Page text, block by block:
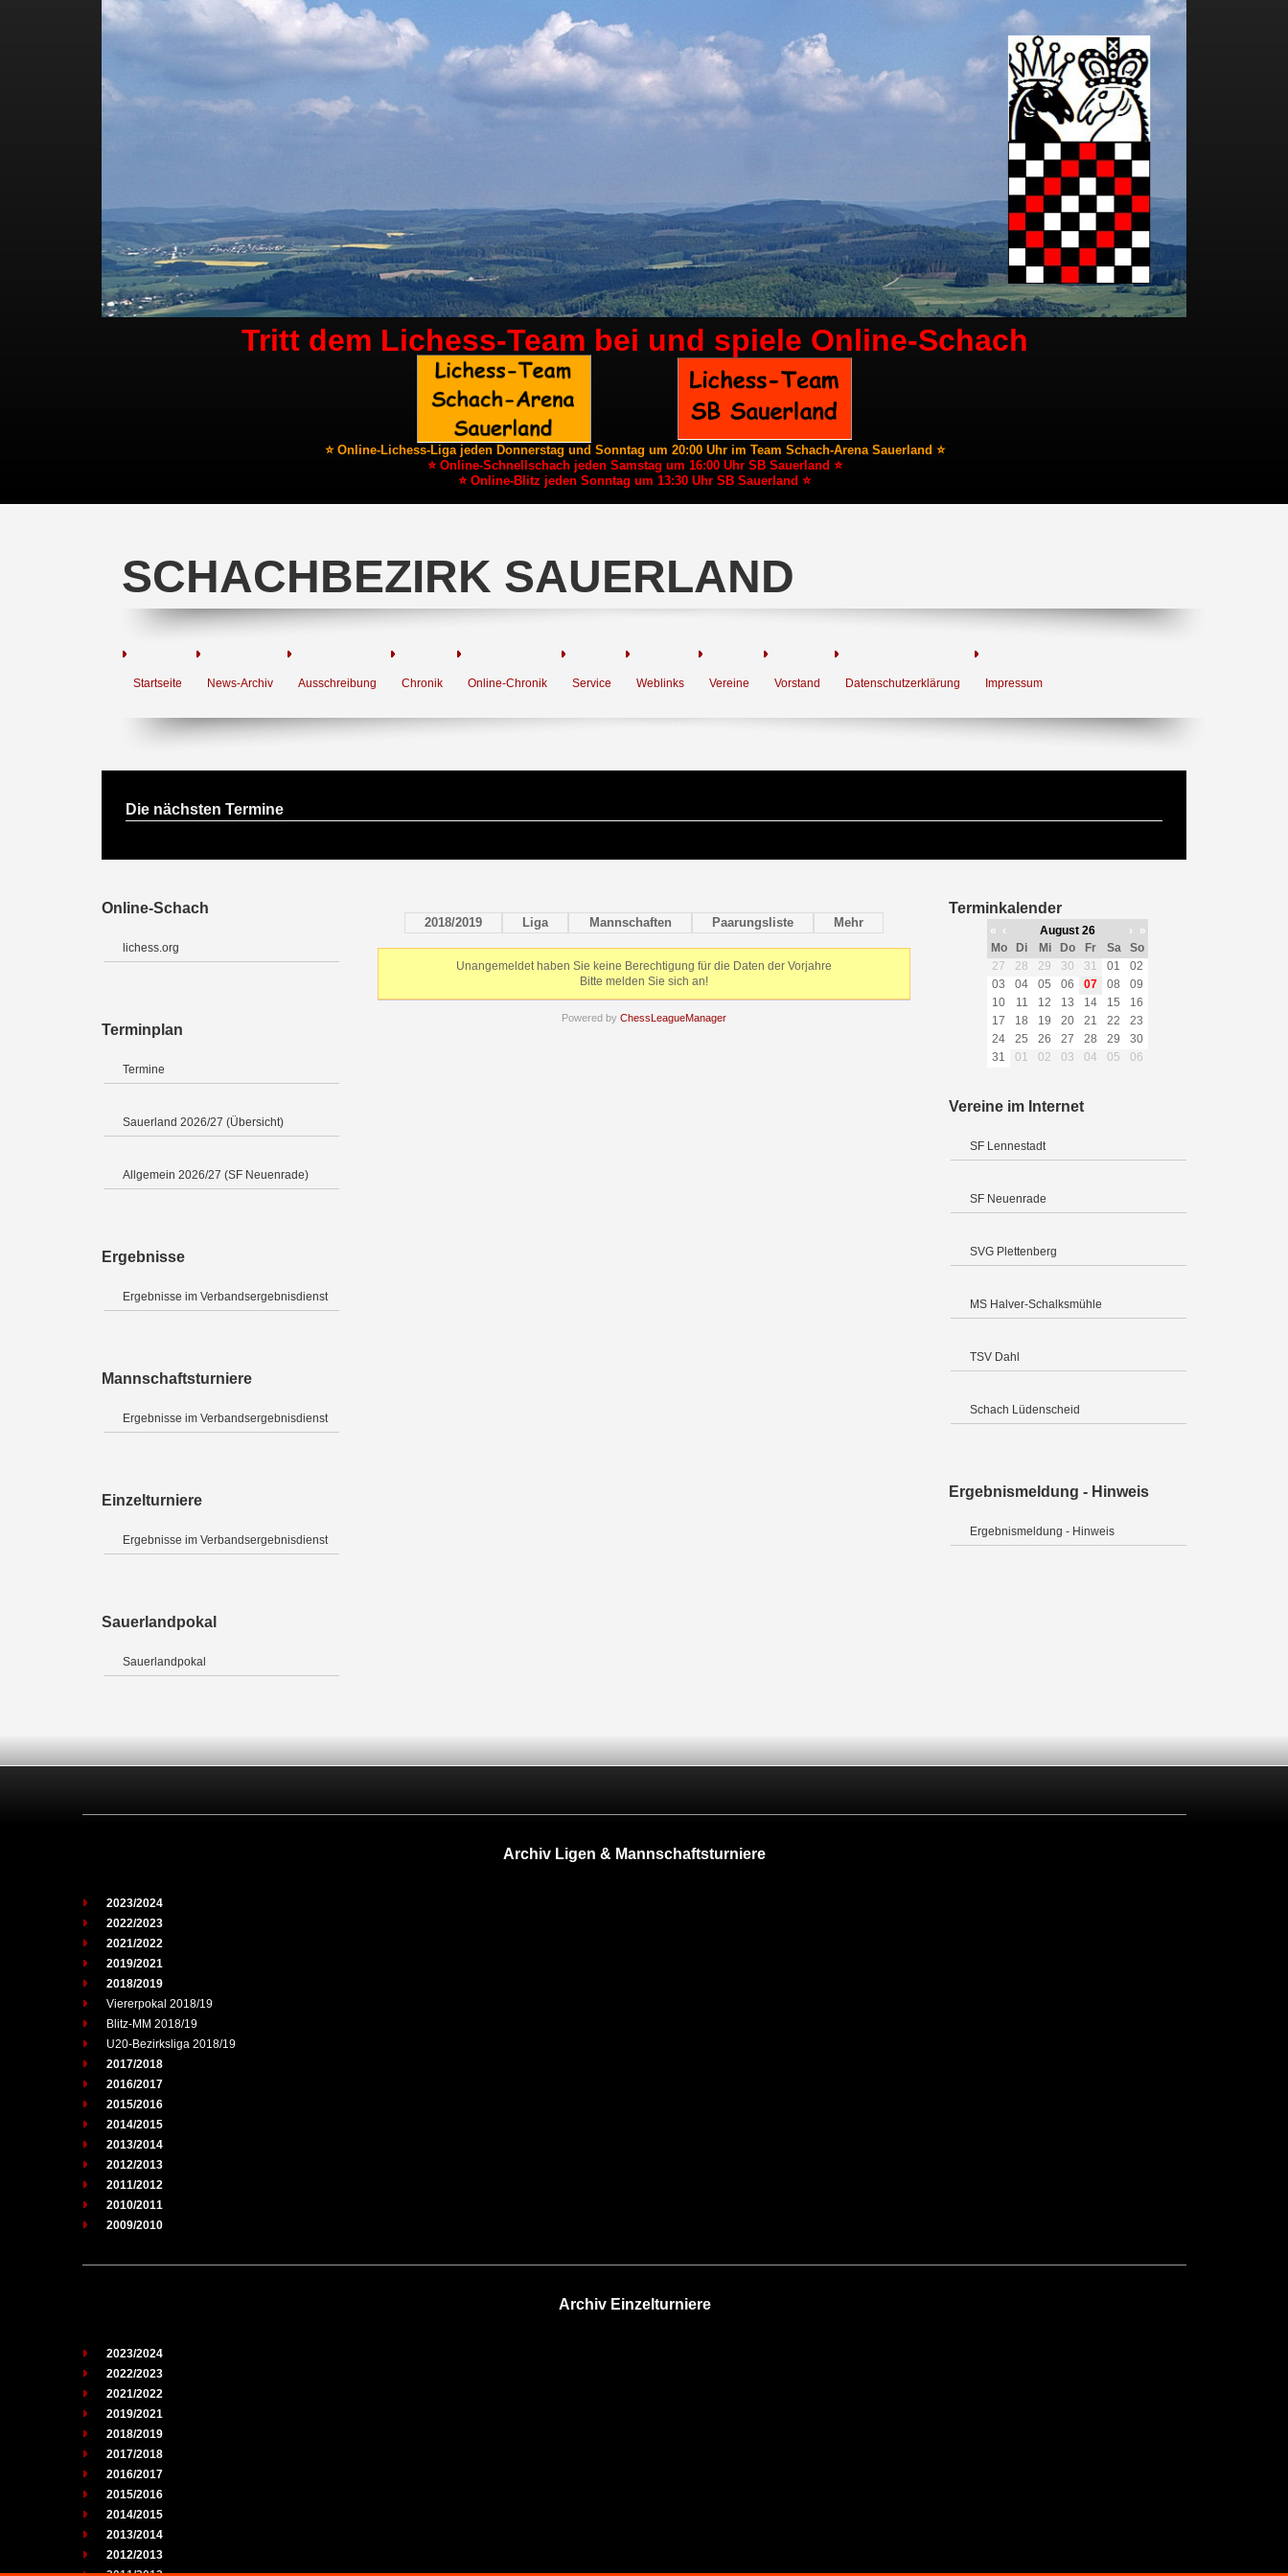
Tritt dem Lichess-Team bei und spiele Online-Schach
⭐ Online-Lichess-Liga jeden Donnerstag und Sonntag um 20:00 Uhr im Team Schach-Arena Sauerland ⭐
⭐ Online-Schnellschach jeden Samstag um 16:00 Uhr SB Sauerland ⭐
⭐ Online-Blitz jeden Sonntag um 13:30 Uhr SB Sauerland ⭐
SCHACHBEZIRK SAUERLAND
Startseite News-Archiv Ausschreibung Chronik Online-Chronik Service Weblinks Vereine Vorstand Datenschutzerklärung Impressum
Die nächsten Termine
Online-Schach
lichess.org
Terminplan
Termine
Sauerland 2026/27 (Übersicht)
Allgemein 2026/27 (SF Neuenrade)
Ergebnisse
Ergebnisse im Verbandsergebnisdienst
Mannschaftsturniere
Ergebnisse im Verbandsergebnisdienst
Einzelturniere
Ergebnisse im Verbandsergebnisdienst
Sauerlandpokal
Sauerlandpokal
2018/2019 Liga Mannschaften Paarungsliste Mehr
Unangemeldet haben Sie keine Berechtigung für die Daten der Vorjahre
Bitte melden Sie sich an!
Powered by ChessLeagueManager
Terminkalender
« ‹ August 26 ›
»
Mo
Di Mi Do Fr Sa
So
27
28 29 30 31 01
02
03
04 05 06 07 08
09
10
11 12 13 14 15
16
17
18 19 20 21 22
23
24
25 26 27 28 29
30
31
01 02 03 04 05 06
Vereine im Internet
SF Lennestadt
SF Neuenrade
SVG Plettenberg
MS Halver-Schalksmühle
TSV Dahl
Schach Lüdenscheid
Ergebnismeldung - Hinweis
Ergebnismeldung - Hinweis
Archiv Ligen & Mannschaftsturniere
2023/2024
2022/2023
2021/2022
2019/2021
2018/2019
Viererpokal 2018/19
Blitz-MM 2018/19
U20-Bezirksliga 2018/19
2017/2018
2016/2017
2015/2016
2014/2015
2013/2014
2012/2013
2011/2012
2010/2011
2009/2010
Archiv Einzelturniere
2023/2024
2022/2023
2021/2022
2019/2021
2018/2019
2017/2018
2016/2017
2015/2016
2014/2015
2013/2014
2012/2013